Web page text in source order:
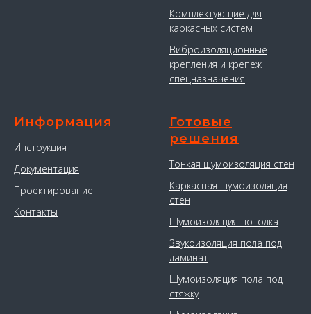
Комплектующие для
каркасных систем
Виброизоляционные
крепления и крепеж
спецназначения
Информация
Инструкция
Документация
Проектирование
Контакты
Готовые
решения
Тонкая шумоизоляция стен
Каркасная шумоизоляция
стен
Шумоизоляция потолка
Звукоизоляция пола под
ламинат
Шумоизоляция пола под
стяжку